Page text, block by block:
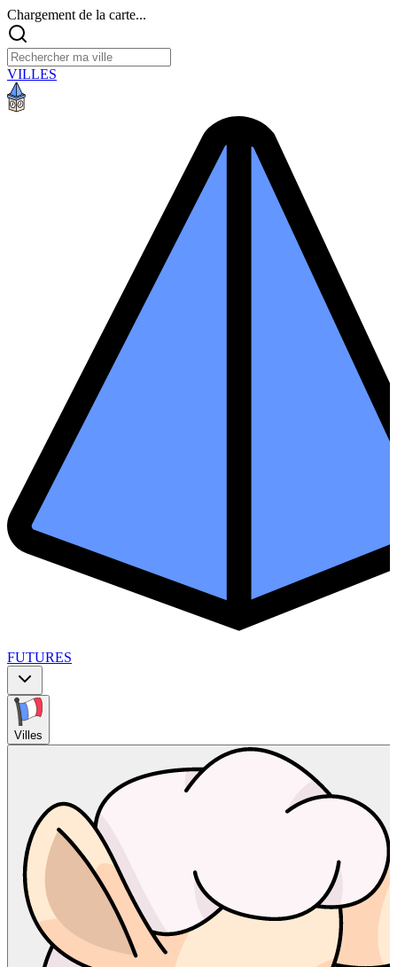
Chargement de la carte...
VILLES
FUTURES
Villes